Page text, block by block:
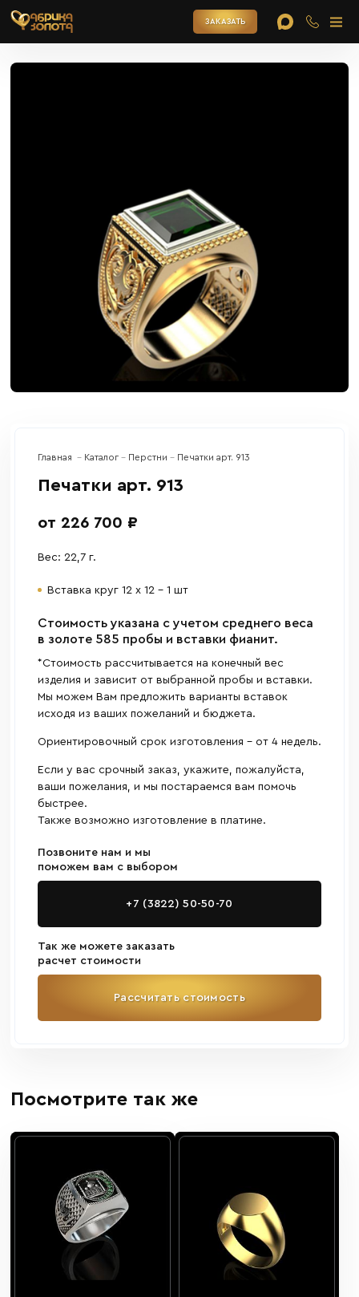
ЗАКАЗАТЬ
Главная Каталог Перстни Печатки арт. 913
Печатки арт. 913
от 226 700 ₽
Вес: 22,7 г.
Вставка круг 12 х 12 – 1 шт
Cтоимость указана с учетом среднего веса
в золоте 585 пробы и вставки фианит.
*Стоимость рассчитывается на конечный вес
изделия и зависит от выбранной пробы и вставки.
Мы можем Вам предложить варианты вставок
исходя из ваших пожеланий и бюджета.
Ориентировочный срок изготовления - от 4 недель.
Если у вас срочный заказ, укажите, пожалуйста,
ваши пожелания, и мы постараемся вам помочь
быстрее.
Также возможно изготовление в платине.
Позвоните нам и мы
поможем вам с выбором
+7 (3822) 50-50-70
Так же можете заказать
расчет стоимости
Рассчитать стоимость
Посмотрите так же